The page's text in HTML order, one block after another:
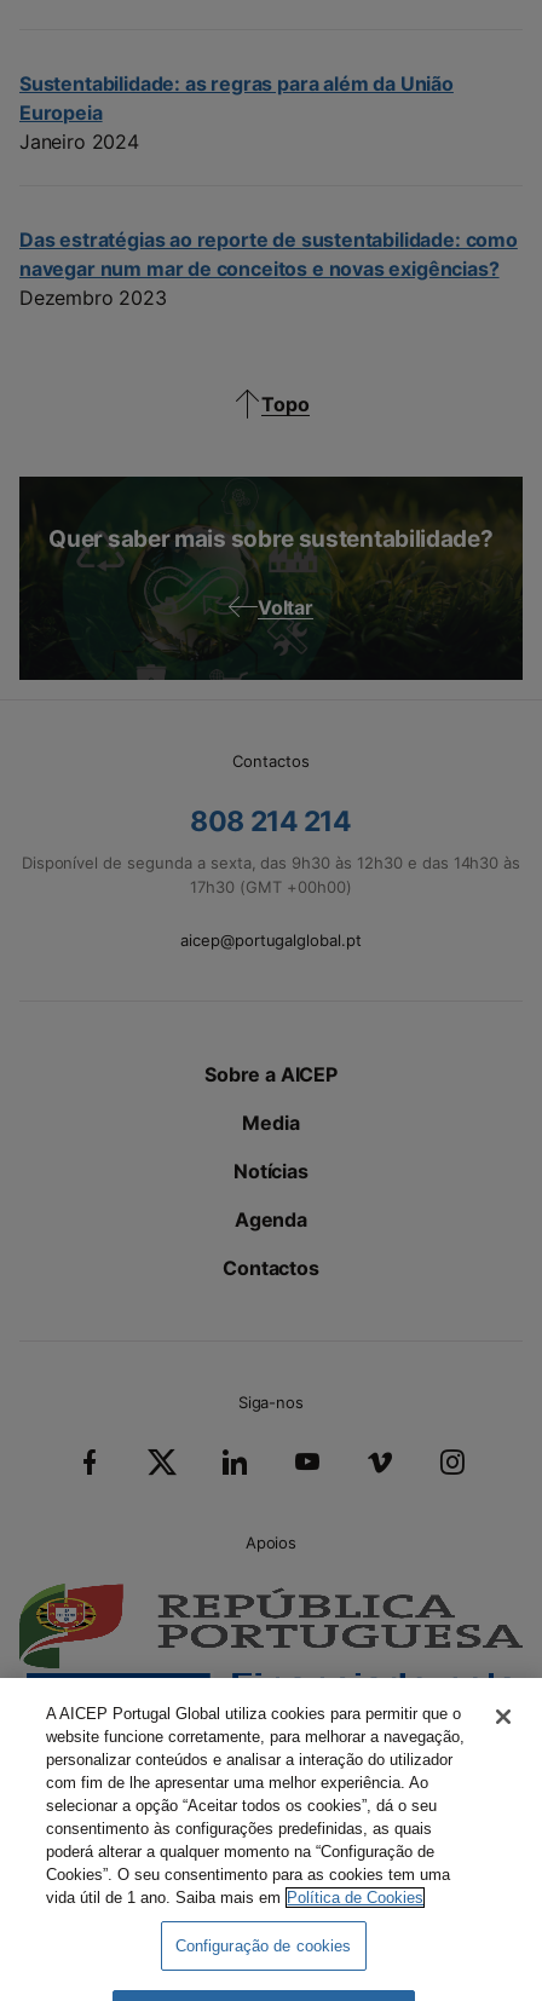
Sustentabilidade: as regras para além da União
Europeia
Janeiro 2024
Das estratégias ao reporte de sustentabilidade: como
navegar num mar de conceitos e novas exigências?
Dezembro 2023
Topo
Quer saber mais sobre sustentabilidade?
Voltar
Contactos
808 214 214
Disponível de segunda a sexta, das 9h30 às 12h30 e das 14h30 às
17h30 (GMT +00h00)
aicep@portugalglobal.pt
Sobre a AICEP
Media
Notícias
Agenda
Contactos
Siga-nos
Apoios
Livro Amarelo Eletrónico
A AICEP Portugal Global utiliza cookies para permitir que o
website funcione corretamente, para melhorar a navegação,
personalizar conteúdos e analisar a interação do utilizador
com fim de lhe apresentar uma melhor experiência. Ao
selecionar a opção “Aceitar todos os cookies”, dá o seu
consentimento às configurações predefinidas, as quais
poderá alterar a qualquer momento na “Configuração de
Cookies”. O seu consentimento para as cookies tem uma
vida útil de 1 ano. Saiba mais em Política de Cookies
Configuração de cookies